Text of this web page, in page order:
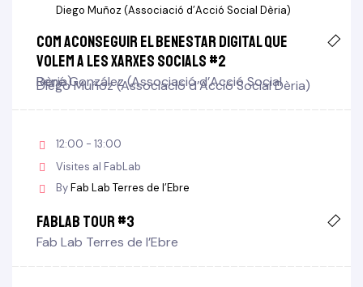
Diego Muñoz (Associació d’Acció Social Dèria)
Com aconseguir el benestar digital que
volem a les xarxes socials #2
René González (Associació d’Acció Social Dèria)
Diego Muñoz (Associació d’Acció Social Dèria)
12:00 - 13:00
Visites al FabLab
ByFab Lab Terres de l’Ebre
FabLab TOUR #3
Fab Lab Terres de l’Ebre